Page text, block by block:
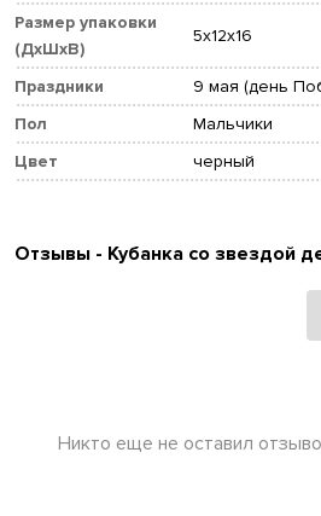
Размер упаковки
(ДхШхВ)
5x12x16
Праздники
9 мая (день
Пол
Мальчики
Цвет
черный
Отзывы - Кубанка со звездой
Никто еще не оставил